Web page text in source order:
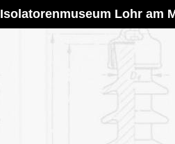
Isolatorenmuseum Lohr am